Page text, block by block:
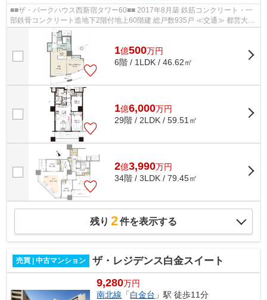
■■ザ・パークハウス西新宿タワー60■■ 2017年8月築 鉄筋コンクリート・一
部鉄骨コンクリート造地下2階付地上60階建 総戸数935戸 ≪交通≫ 都営大江
戸線「西新宿五丁目駅」駅徒歩8分 丸...
1億500万円
6階 / 1LDK / 46.62㎡
1億6,000万円
29階 / 2LDK / 59.51㎡
2億3,990万円
34階 / 3LDK / 79.45㎡
残り 2件を表示する
売買 | 中古マンション ザ・レジデンス白金スイート
9,280万円
南北線 「白金台 」駅 徒歩11分